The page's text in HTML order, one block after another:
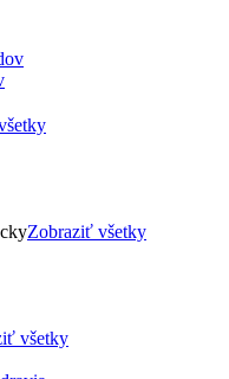
Zobraziť všetky
všetky